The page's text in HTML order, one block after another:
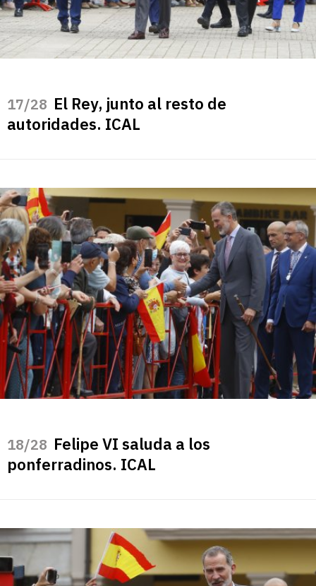
/28 El Rey, junto al resto de
autoridades. ICAL
/28 Felipe VI saluda a los
ponferradinos. ICAL